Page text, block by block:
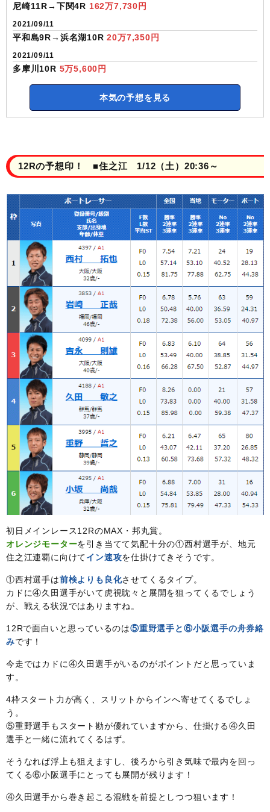
尼崎11R→下関4R 162万7,730円
2021/09/11
平和島9R→浜名湖10R20万7,350円
2021/09/11
多摩川10R 5万5,600円
本気の予想を見る
12Rの予想印！ ■住之江 1/12（土）20:36～
初日メインレース12RのMAX・邦丸賞。
オレンジモーターを引き当てて気配十分の①西村選手が、地元
住之江連覇に向けてイン速攻を仕掛けてきそうです。
①西村選手は前検よりも良化させてくるタイプ。
カドに④久田選手がいて虎視眈々と展開を狙ってくるでしょう
が、戦える状況ではありますね。
12Rで面白いと思っているのは⑤重野選手と⑥小阪選手の舟券絡
みです！
今走ではカドに④久田選手がいるのがポイントだと思っていま
す。
4枠スタート力が高く、スリットからインへ寄せてくるでしょ
う。
⑤重野選手もスタート勘が優れていますから、仕掛ける④久田
選手と一緒に流れてくるはず。
そうなれば浮上も狙えますし、後ろから引き気味で最内を回っ
てくる⑥小阪選手にとっても展開が残ります！
④久田選手から巻き起こる混戦を前提としつつ狙います！